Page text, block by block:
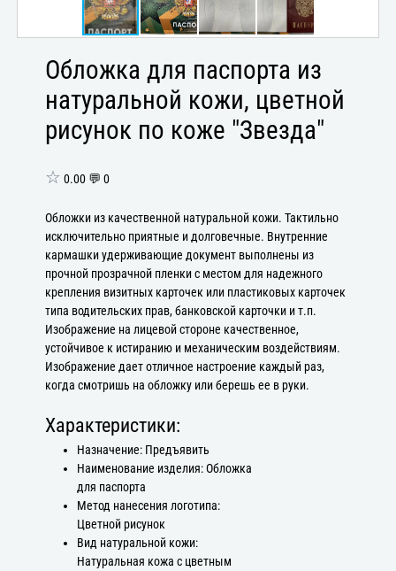
Обложка для паспорта из
натуральной кожи, цветной
рисунок по коже "Звезда"
☆ 0.00 💬 0
Обложки из качественной натуральной кожи. Тактильно
исключительно приятные и долговечные. Внутренние
кармашки удерживающие документ выполнены из
прочной прозрачной пленки с местом для надежного
крепления визитных карточек или пластиковых карточек
типа водительских прав, банковской карточки и т.п.
Изображение на лицевой стороне качественное,
устойчивое к истиранию и механическим воздействиям.
Изображение дает отличное настроение каждый раз,
когда смотришь на обложку или берешь ее в руки.
Характеристики:
Назначение: Предъявить
Наименование изделия: Обложка
для паспорта
Метод нанесения логотипа:
Цветной рисунок
Вид натуральной кожи:
Натуральная кожа с цветным